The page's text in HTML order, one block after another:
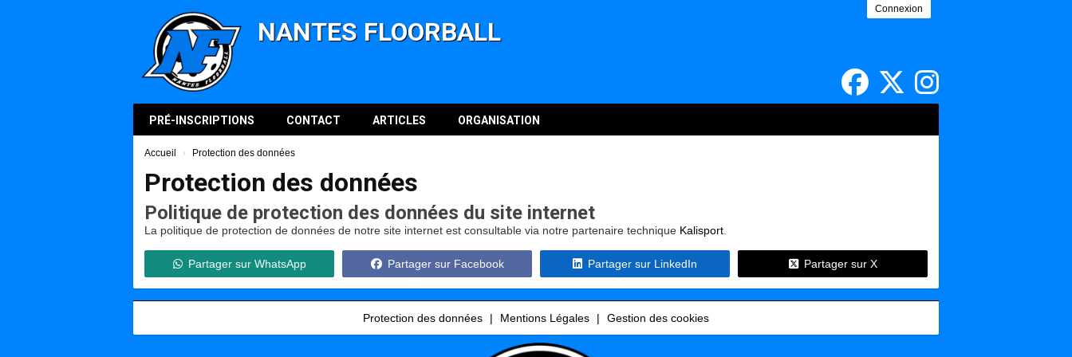
Connexion
NANTES FLOORBALL
PRÉ-INSCRIPTIONS CONTACT ARTICLES ORGANISATION
Accueil Protection des données
Protection des données
Politique de protection des données du site internet
La politique de protection de données de notre site internet est consultable via notre partenaire technique Kalisport
Partager sur WhatsApp Partager sur Facebook Partager sur LinkedIn Partager sur X
Protection des données Mentions Légales Gestion des cookies